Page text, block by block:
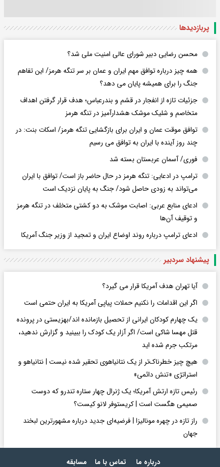
پربازدید‌ها
محسن رضایی دبیر شورای عالی امنیت ملی شد؟
همه چیز درباره توافق مهم ایران و عمان بر سر تنگه هرمز/ این تفاهم
جنگ را برای همیشه پایان می دهد؟
جزئیات تازه از انفجار در قشم و بندرعباس؛ هدف قرار گرفتن اهداف
متخاصم و شلیک موشک هشدارآمیز در تنگه هرمز
توافق موقت عمان و ایران برای بازگشایی تنگه هرمز/ اسکات بنت: در
چند روز آینده با ایران به توافق می رسیم
فوری/ آسمان عربستان بسته شد
ترامپ در ادعایی: تنگه هرمز در حال حاضر باز است/ توافق با ایران
می‌تواند به‌ زودی حاصل شود/ جنگ به پایان نزدیک است
ادعای منابع عربی: اصابت موشک به دو کشتی متخلف در تنگه هرمز
و توقیف آن‌ها
ادعای ترامپ درباره روند اوضاع ایران و تمجید از وزیر جنگ آمریکا
پیشنهاد سردبیر
آیا تهران هدف آمریکا قرار می گیرد؟
اگر این اقدامات را نکنیم حملات پیاپی آمریکا به ایران حتمی است
یک چهارم کودکان ایرانی از تحصیل بازمانده اند/بهزیستی در پرونده
قتل مهسا شاکی است/ اگر آزار یک کودک را ببینید و گزارش ندهید،
مرتکب جرم شده اید
هیچ چیز خطرناک‌تر از یک نتانیاهوی تحقیر شده نیست | نتانیاهو و
استراتژی «تنش دائمی»
رئیس تازه ارتش آمریکا؛ یک ژنرال چهار ستاره تندرو که دوست
صمیمی هگست است | کریستوفر لانو کیست؟
راز تازه در چهره مونالیزا | فرضیه‌ای جدید درباره مشهورترین لبخند
جهان
درباره ما تماس با ما مسابقه